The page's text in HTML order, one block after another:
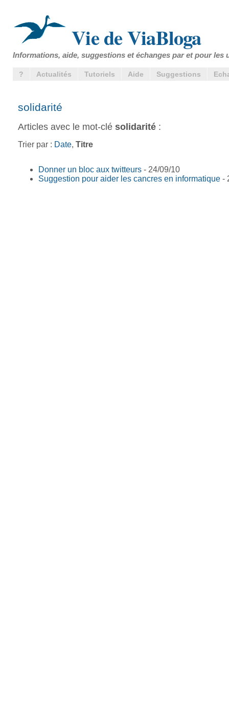
Vie de ViaBloga
Informations, aide, suggestions et échanges par et pour les
? Actualités Tutoriels Aide Suggestions
solidarité
Articles avec le mot-clé solidarité :
Trier par : Date, Titre
Donner un bloc aux twitteurs - 24/09/10
Suggestion pour aider les cancres en informatique -